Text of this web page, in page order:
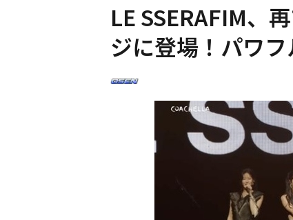
LE SSERAFIM、
ジに登場！パワ